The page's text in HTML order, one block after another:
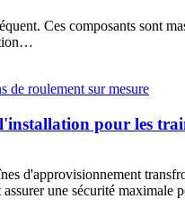
Ces composants sont
pour les
d'approvisionnement
une sécurité maximale